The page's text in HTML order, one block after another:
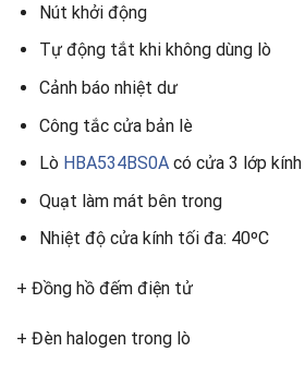
Nút khởi động
Tự động tắt khi không dùng lò
Cảnh báo nhiệt dư
Công tắc cửa bản lè
Lò HBA534BS0Acó cửa 3 lớp kính
Quạt làm mát bên trong
Nhiệt độ cửa kính tối đa: 40ºC
+ Đồng hồ đếm điện tử
+ Đèn halogen trong lò